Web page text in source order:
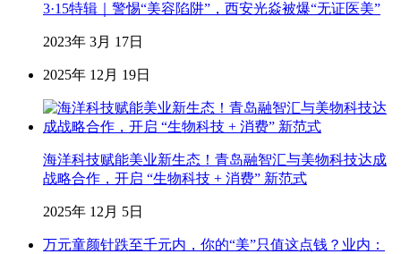
3·15特辑｜警惕“美容陷阱”，西安光焱被爆“无证医美”
2023年 3月 17日
2025年 12月 19日
海洋科技赋能美业新生态！青岛融智汇与美物科技达成
战略合作，开启 “生物科技 + 消费” 新范式
2025年 12月 5日
万元童颜针跌至千元内，你的“美”只值这点钱？业内：